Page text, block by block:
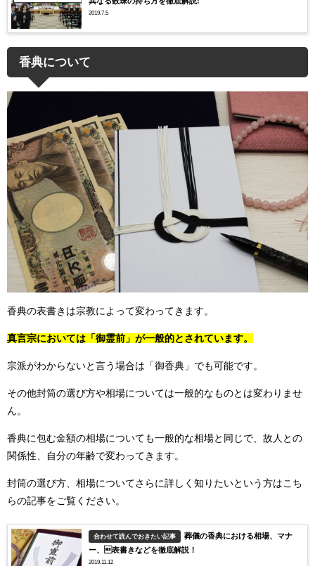
2019.7.5
香典について
香典の表書きは宗教によって変わってきます。
真言宗においては「御霊前」が一般的とされています。
宗派がわからないと言う場合は 「御香典」でも可能です。
その他封筒の選び方や相場については一般的なものとは変わりませ
ん。
香典に包む金額の相場についても一般的な相場と同じで、故人との
関係性、自分の年齢で変わってきます。
封筒の選び方、相場についてさらに詳しく知りたいという方はこち
らの記事をご覧ください。
合わせて読んでおきたい記事
葬儀の香典における相場、マナ
ー、表書きなどを徹底解説！
2019.11.12